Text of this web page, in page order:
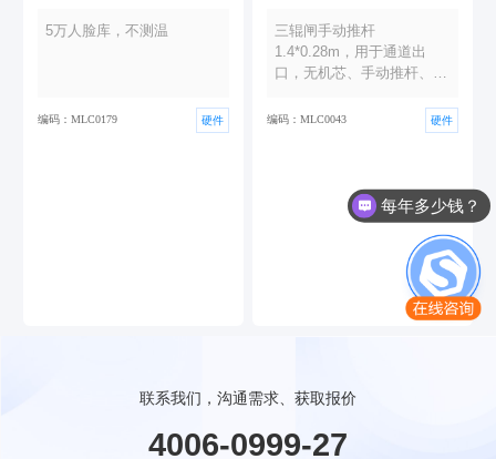
5万人脸库，不测温
编码：MLC0179 硬件
三辊闸手动推杆
1.4*0.28m，用于通道出
口，无机芯、手动推杆、不
编码：MLC0043 硬件
联系我们，沟通需求、获取报价
4006-0999-27
每年多少钱？